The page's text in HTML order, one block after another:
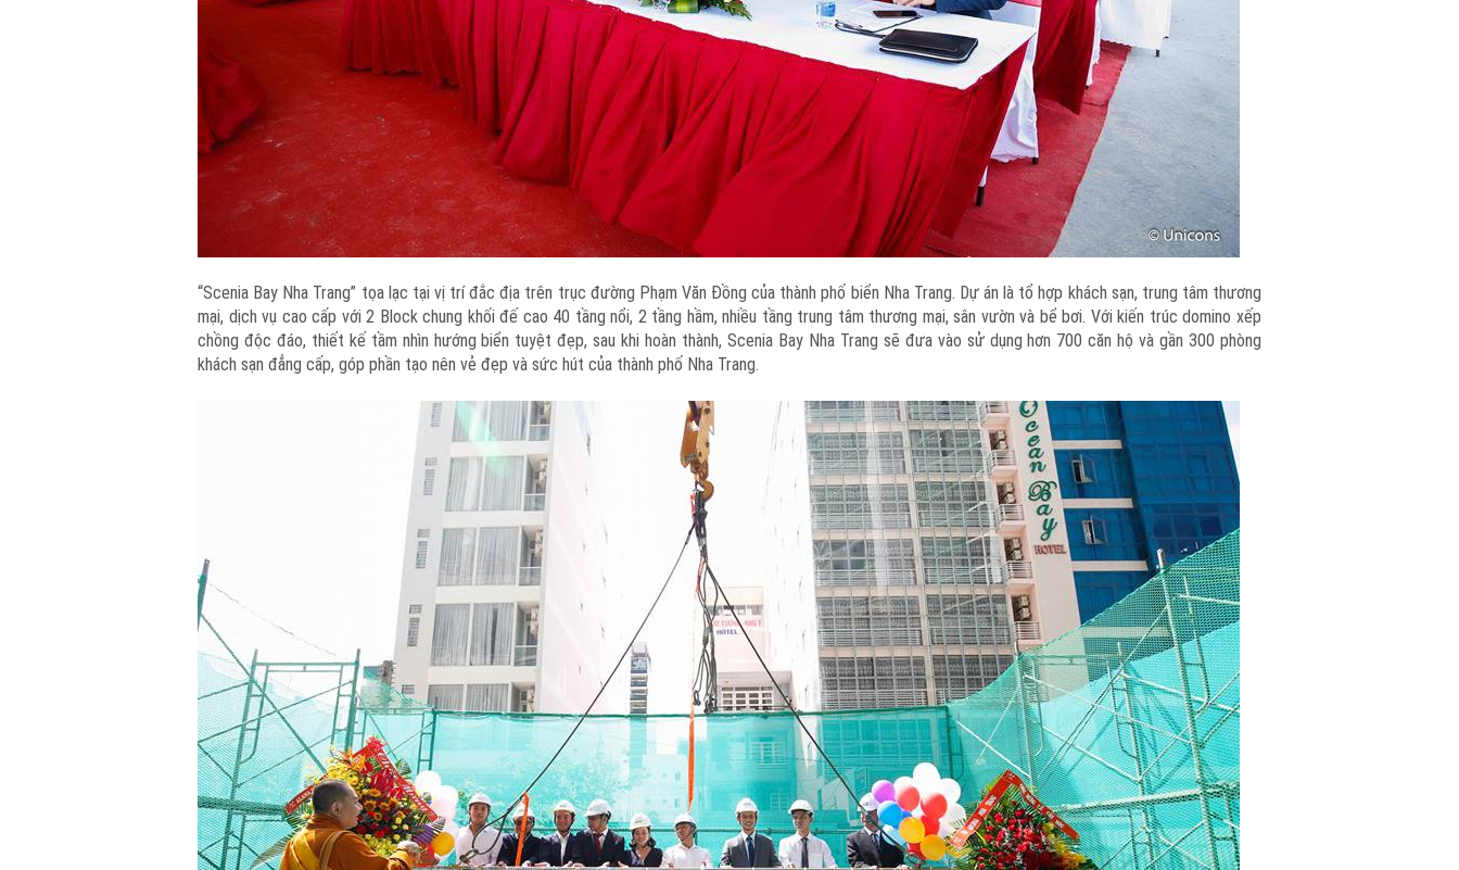
️“Scenia Bay Nha Trang” tọa lạc tại vị trí đắc địa trên trục đường Phạm Văn Đồng của thành phố biển Nha Trang. Dự án là tổ hợp khách sạn, trung tâm thương
mại, dịch vụ cao cấp với 2 Block chung khối đế cao 40 tầng nổi, 2 tầng hầm, nhiều tầng trung tâm thương mại, sân vườn và bể bơi. Với kiến trúc domino xếp
chồng độc đáo, thiết kế tầm nhìn hướng biển tuyệt đẹp, sau khi hoàn thành, Scenia Bay Nha Trang sẽ đưa vào sử dụng hơn 700 căn hộ và gần 300 phòng
khách sạn đẳng cấp, góp phần tạo nên vẻ đẹp và sức hút của thành phố Nha Trang.